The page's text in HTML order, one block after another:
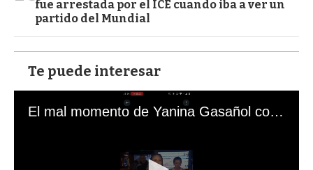
fue arrestada por el ICE cuando iba a ver un
partido del Mundial
Te puede interesar
El mal momento de Yanina Gasañol con un hincha argentino en "Subrayado"